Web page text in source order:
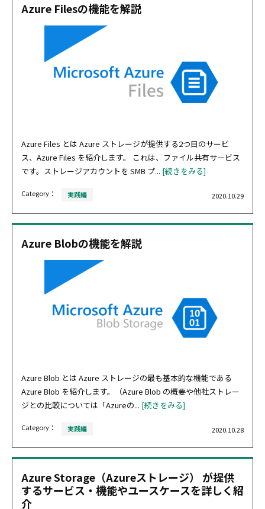
Azure Filesの機能を解説
Azure Files とは Azure ストレージが提供する2つ目のサービ
ス、Azure Files を紹介します。 これは、ファイル共有サービス
です。ストレージアカウントを SMB プ... [続きをみる]
Category： 実践編 2020.10.29
Azure Blobの機能を解説
Azure Blob とは Azure ストレージの最も基本的な機能である
Azure Blob を紹介します。（Azure Blob の概要や他社ストレー
ジとの比較については「Azureの... [続きをみる]
Category： 実践編 2020.10.28
Azure Storage（Azureストレージ） が提供
するサービス・機能やユースケースを詳しく紹
介